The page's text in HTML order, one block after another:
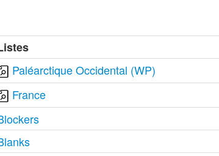
Paléarctique Occidental (WP)
France